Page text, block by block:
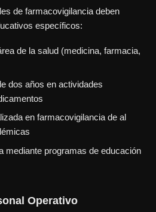
de farmacovigilancia deben
específicos:
de la salud (medicina, farmacia,
dos años en actividades
en farmacovigilancia de al
mediante programas de educación
Operativo